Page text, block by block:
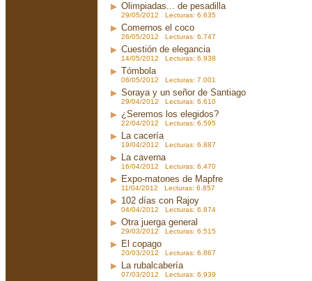
Olimpiadas... de pesadilla
29/05/2012 Lecturas: 6.635
Comernos el coco
26/05/2012 Lecturas: 6.747
Cuestión de elegancia
14/05/2012 Lecturas: 6.938
Tómbola
06/05/2012 Lecturas: 7.001
Soraya y un señor de Santiago
29/04/2012 Lecturas: 6.610
¿Seremos los elegidos?
22/04/2012 Lecturas: 6.595
La cacería
19/04/2012 Lecturas: 6.887
La caverna
16/04/2012 Lecturas: 6.470
Expo-matones de Mapfre
11/04/2012 Lecturas: 6.857
102 días con Rajoy
04/04/2012 Lecturas: 6.874
Otra juerga general
29/03/2012 Lecturas: 6.515
El copago
20/03/2012 Lecturas: 6.867
La rubalcabería
07/03/2012 Lecturas: 6.939